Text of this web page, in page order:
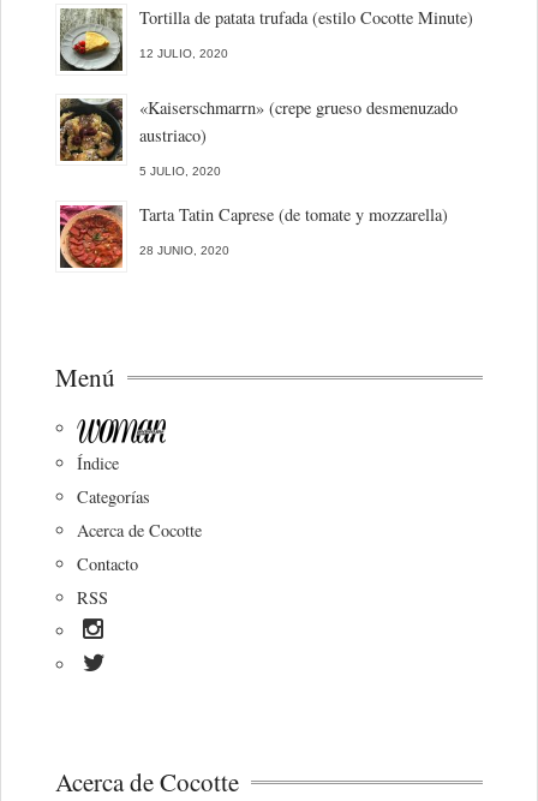
Tortilla de patata trufada (estilo Cocotte Minute)
12 JULIO, 2020
«Kaiserschmarrn» (crepe grueso desmenuzado
austriaco)
5 JULIO, 2020
Tarta Tatin Caprese (de tomate y mozzarella)
28 JUNIO, 2020
Menú
Índice
Categorías
Acerca de Cocotte
Contacto
RSS
Acerca de Cocotte